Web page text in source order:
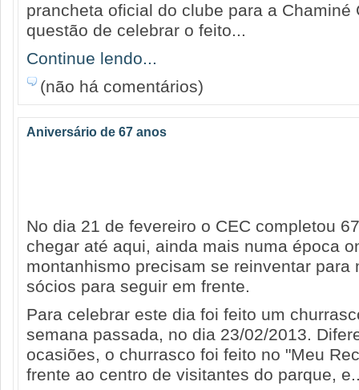
prancheta oficial do clube para a Chaminé
questão de celebrar o feito...
Continue lendo...
(não há comentários)
Aniversário de 67 anos
No dia 21 de fevereiro o CEC completou
chegar até aqui, ainda mais numa época
montanhismo precisam se reinventar para
sócios para seguir em frente.
Para celebrar este dia foi feito um
semana passada, no dia 23/02/2013.
ocasiões, o churrasco foi feito no "Meu
frente ao centro de visitantes do parque,